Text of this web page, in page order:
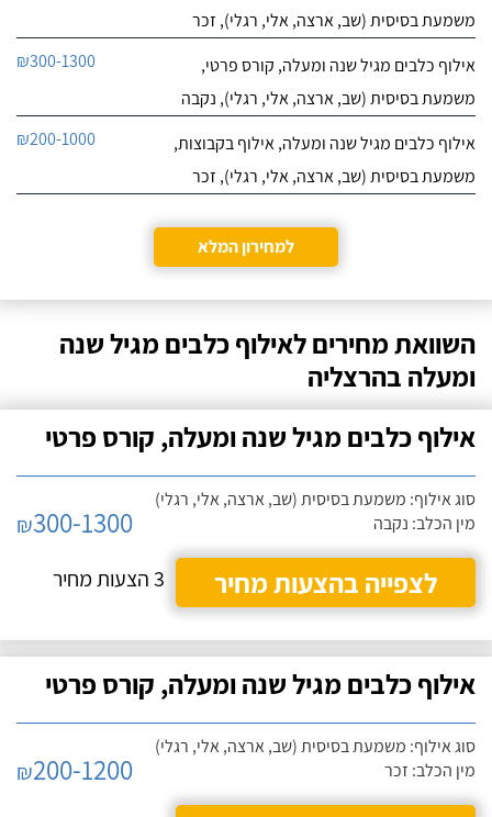
משמעת בסיסית (שב, ארצה, אלי, רגלי), זכר
אילוף כלבים מגיל שנה ומעלה, קורס פרטי,
משמעת בסיסית (שב, ארצה, אלי, רגלי), נקבה
₪300-1300
אילוף כלבים מגיל שנה ומעלה, אילוף בקבוצות,
משמעת בסיסית (שב, ארצה, אלי, רגלי), זכר
₪200-1000
למחירון המלא
השוואת מחירים לאילוף כלבים מגיל שנה
ומעלה בהרצליה
אילוף כלבים מגיל שנה ומעלה, קורס פרטי
סוג אילוף: משמעת בסיסית (שב, ארצה, אלי, רגלי)
מין הכלב: נקבה
₪300-1300
לצפייה בהצעות מחיר
3 הצעות מחיר
אילוף כלבים מגיל שנה ומעלה, קורס פרטי
סוג אילוף: משמעת בסיסית (שב, ארצה, אלי, רגלי)
מין הכלב: זכר
₪200-1200